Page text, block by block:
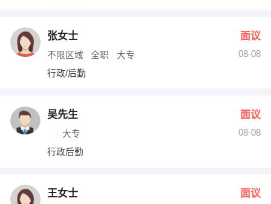
张女士 面议
不限区域 全职 大专
08-08
行政/后勤
吴先生 面议
大专
08-08
行政后勤
王女士 面议